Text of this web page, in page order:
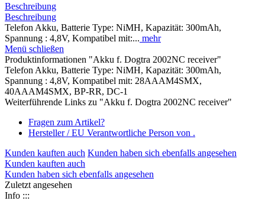
Beschreibung
Beschreibung
Telefon Akku, Batterie Type: NiMH, Kapazität: 300mAh,
Spannung : 4,8V, Kompatibel mit:... mehr
Menü schließen
Produktinformationen "Akku f. Dogtra 2002NC receiver"
Telefon Akku, Batterie Type: NiMH, Kapazität: 300mAh,
Spannung : 4,8V, Kompatibel mit: 28AAAM4SMX,
40AAAM4SMX, BP-RR, DC-1
Weiterführende Links zu "Akku f. Dogtra 2002NC receiver"
Fragen zum Artikel?
Hersteller / EU Verantwortliche Person von .
Kunden kauften auch Kunden haben sich ebenfalls angesehen
Kunden kauften auch
Kunden haben sich ebenfalls angesehen
Zuletzt angesehen
Info :::